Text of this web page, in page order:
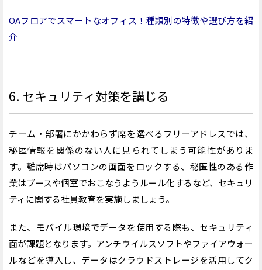
OAフロアでスマートなオフィス！種類別の特徴や選び方を紹
介
6. セキュリティ対策を講じる
チーム・部署にかかわらず席を選べるフリーアドレスでは、
秘匿情報を関係のない人に見られてしまう可能性がありま
す。離席時はパソコンの画面をロックする、秘匿性のある作
業はブースや個室でおこなうようルール化するなど、セキュリ
ティに関する社員教育を実施しましょう。
また、モバイル環境でデータを使用する際も、セキュリティ
面が課題となります。アンチウイルスソフトやファイアウォー
ルなどを導入し、データはクラウドストレージを活用してク